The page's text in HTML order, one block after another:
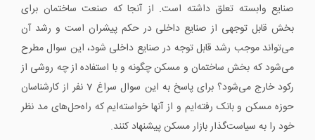
صنایع وابسته تعلق داشته است. از آنجا که صنعت ساختمان برای
بخش قابل توجهی از صنایع داخلی در حکم پیشران است و رشد آن
می‌تواند موجب رشد قابل توجه در صنایع داخلی شود، این سوال مطرح
می‌شود که بخش ساختمان و مسکن چگونه و با استفاده از چه روشی از
رکود خارج می‌شود؟ برای پاسخ به این سوال سراغ 7 نفر از کارشناسان
حوزه مسکن و بانک رفته‌ایم و از آنها خواسته‌ایم که راه‌حل‌های مد نظر
خود را به سیاست‌گذار بازار مسکن پیشنهاد کنند.